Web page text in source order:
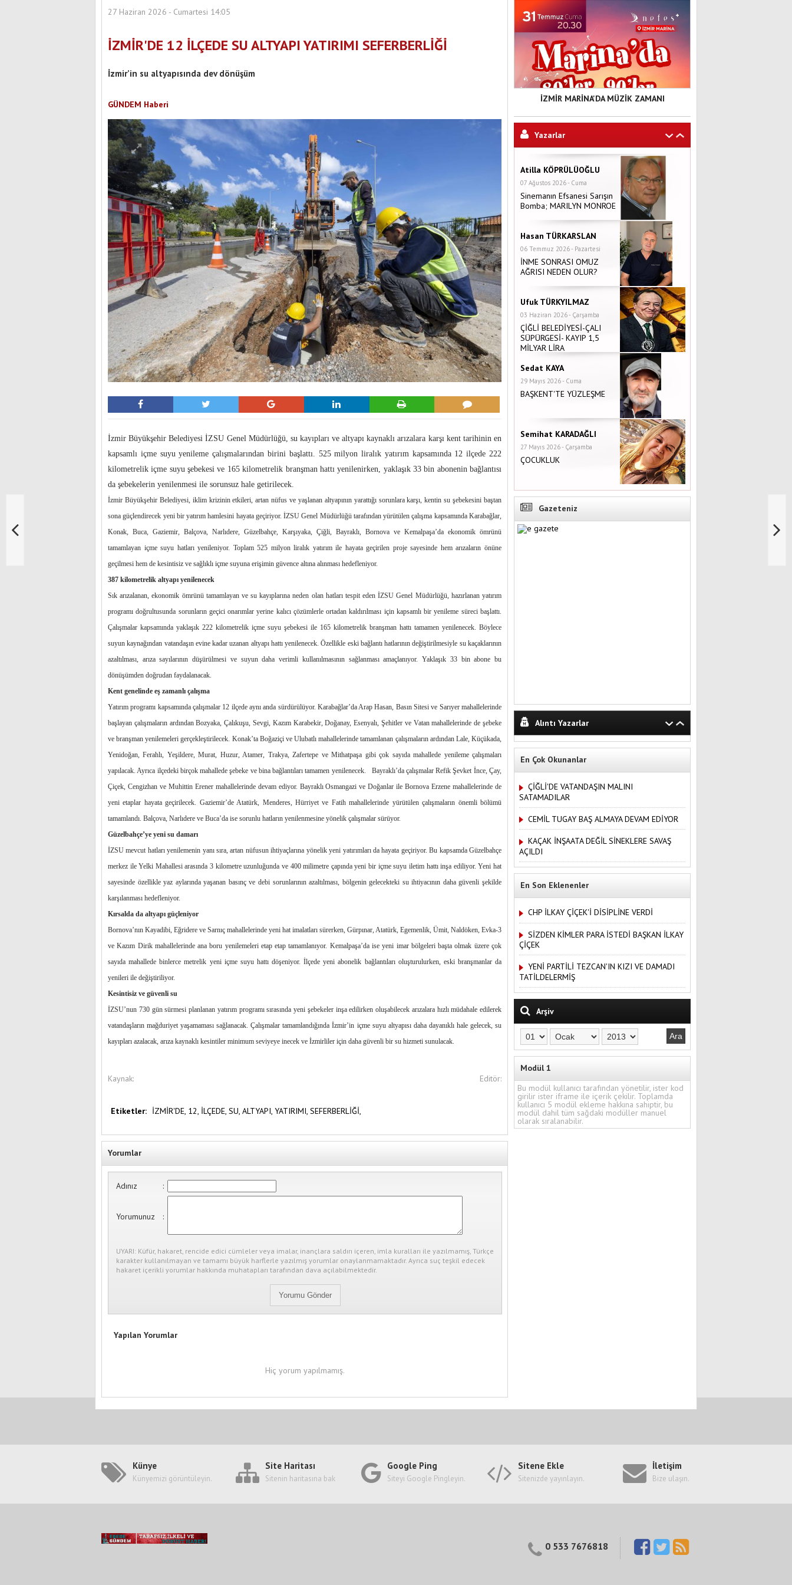
27 Haziran 2026 - Cumartesi 14:05
İZMİR'DE 12 İLÇEDE SU ALTYAPI YATIRIMI SEFERBERLİĞİ
İzmir’in su altyapısında dev dönüşüm
GÜNDEM Haberi
İzmir Büyükşehir Belediyesi İZSU Genel Müdürlüğü, su kayıpları ve altyapı kaynaklı arızalara karşı kent tarihinin en
kapsamlı içme suyu yenileme çalışmalarından birini başlattı. 525 milyon liralık yatırım kapsamında 12 ilçede 222
kilometrelik içme suyu şebekesi ve 165 kilometrelik branşman hattı yenilenirken, yaklaşık 33 bin abonenin bağlantısı
da şebekelerin yenilenmesi ile sorunsuz hale getirilecek.
İzmir Büyükşehir Belediyesi, iklim krizinin etkileri, artan nüfus ve yaşlanan altyapının yarattığı sorunlara karşı, kentin su şebekesini baştan
sona güçlendirecek yeni bir yatırım hamlesini hayata geçiriyor. İZSU Genel Müdürlüğü tarafından yürütülen çalışma kapsamında Karabağlar,
Konak, Buca, Gaziemir, Balçova, Narlıdere, Güzelbahçe, Karşıyaka, Çiğli, Bayraklı, Bornova ve Kemalpaşa’da ekonomik ömrünü
tamamlayan içme suyu hatları yenileniyor. Toplam 525 milyon liralık yatırım ile hayata geçirilen proje sayesinde hem arızaların önüne
geçilmesi hem de kesintisiz ve sağlıklı içme suyuna erişimin güvence altına alınması hedefleniyor.
387 kilometrelik altyapı yenilenecek
Sık arızalanan, ekonomik ömrünü tamamlayan ve su kayıplarına neden olan hatları tespit eden İZSU Genel Müdürlüğü, hazırlanan yatırım
programı doğrultusunda sorunların geçici onarımlar yerine kalıcı çözümlerle ortadan kaldırılması için kapsamlı bir yenileme süreci başlattı.
Çalışmalar kapsamında yaklaşık 222 kilometrelik içme suyu şebekesi ile 165 kilometrelik branşman hattı tamamen yenilenecek. Böylece
suyun kaynağından vatandaşın evine kadar uzanan altyapı hattı yenilenecek. Özellikle eski bağlantı hatlarının değiştirilmesiyle su kaçaklarının
azaltılması, arıza sayılarının düşürülmesi ve suyun daha verimli kullanılmasının sağlanması amaçlanıyor. Yaklaşık 33 bin abone bu
dönüşümden doğrudan faydalanacak.
Kent genelinde eş zamanlı çalışma
Yatırım programı kapsamında çalışmalar 12 ilçede aynı anda sürdürülüyor. Karabağlar’da Arap Hasan, Basın Sitesi ve Sarıyer mahallelerinde
başlayan çalışmaların ardından Bozyaka, Çalıkuşu, Sevgi, Kazım Karabekir, Doğanay, Esenyalı, Şehitler ve Vatan mahallelerinde de şebeke
ve branşman yenilemeleri gerçekleştirilecek. Konak’ta Boğaziçi ve Ulubatlı mahallelerinde tamamlanan çalışmaların ardından Lale, Küçükada,
Yenidoğan, Ferahlı, Yeşildere, Murat, Huzur, Atamer, Trakya, Zafertepe ve Mithatpaşa gibi çok sayıda mahallede yenileme çalışmaları
yapılacak. Ayrıca ilçedeki birçok mahallede şebeke ve bina bağlantıları tamamen yenilenecek. Bayraklı’da çalışmalar Refik Şevket İnce, Çay,
Çiçek, Cengizhan ve Muhittin Erener mahallelerinde devam ediyor. Bayraklı Osmangazi ve Doğanlar ile Bornova Erzene mahallelerinde de
yeni etaplar hayata geçirilecek. Gaziemir’de Atatürk, Menderes, Hürriyet ve Fatih mahallelerinde yürütülen çalışmaların önemli bölümü
tamamlandı. Balçova, Narlıdere ve Buca’da ise sorunlu hatların yenilenmesine yönelik çalışmalar sürüyor.
Güzelbahçe’ye yeni su damarı
İZSU mevcut hatları yenilemenin yanı sıra, artan nüfusun ihtiyaçlarına yönelik yeni yatırımları da hayata geçiriyor. Bu kapsamda Güzelbahçe
merkez ile Yelki Mahallesi arasında 3 kilometre uzunluğunda ve 400 milimetre çapında yeni bir içme suyu iletim hattı inşa ediliyor. Yeni hat
sayesinde özellikle yaz aylarında yaşanan basınç ve debi sorunlarının azaltılması, bölgenin gelecekteki su ihtiyacının daha güvenli şekilde
karşılanması hedefleniyor.
Kırsalda da altyapı güçleniyor
Bornova’nın Kayadibi, Eğridere ve Sarnıç mahallelerinde yeni hat imalatları sürerken, Gürpınar, Atatürk, Egemenlik, Ümit, Naldöken, Evka-3
ve Kazım Dirik mahallelerinde ana boru yenilemeleri etap etap tamamlanıyor. Kemalpaşa’da ise yeni imar bölgeleri başta olmak üzere çok
sayıda mahallede binlerce metrelik yeni içme suyu hattı döşeniyor. İlçede yeni abonelik bağlantıları oluşturulurken, eski branşmanlar da
yenileri ile değiştiriliyor.
Kesintisiz ve güvenli su
İZSU’nun 730 gün sürmesi planlanan yatırım programı sırasında yeni şebekeler inşa edilirken oluşabilecek arızalara hızlı müdahale edilerek
vatandaşların mağduriyet yaşamaması sağlanacak. Çalışmalar tamamlandığında İzmir’in içme suyu altyapısı daha dayanıklı hale gelecek, su
kayıpları azalacak, arıza kaynaklı kesintiler minimum seviyeye inecek ve İzmirliler için daha güvenli bir su hizmeti sunulacak.
Kaynak: Editör:
Etiketler: İZMİR'DE, 12, İLÇEDE, SU, ALTYAPI, YATIRIMI, SEFERBERLİĞİ,
Yorumlar
Adınız :
Yorumunuz :
UYARI: Küfür, hakaret, rencide edici cümleler veya imalar, inançlara saldırı içeren, imla kuralları ile yazılmamış, Türkçe
karakter kullanılmayan ve tamamı büyük harflerle yazılmış yorumlar onaylanmamaktadır. Ayrıca suç teşkil edecek
hakaret içerikli yorumlar hakkında muhatapları tarafından dava açılabilmektedir.
Yapılan Yorumlar
Hiç yorum yapılmamış.
İZMİR MARİNA'DA MÜZİK ZAMANI
Yazarlar
Atilla KÖPRÜLÜOĞLU
07 Ağustos 2026 - Cuma
Sinemanın Efsanesi Sarışın
Bomba; MARILYN MONROE
Hasan TÜRKARSLAN
06 Temmuz 2026 - Pazartesi
İNME SONRASI OMUZ
AĞRISI NEDEN OLUR?
Ufuk TÜRKYILMAZ
03 Haziran 2026 - Çarşamba
ÇİĞLİ BELEDİYESİ-ÇALI
SÜPÜRGESİ- KAYIP 1,5
MİLYAR LİRA
Sedat KAYA
29 Mayıs 2026 - Cuma
BAŞKENT'TE YÜZLEŞME
Semihat KARADAĞLI
27 Mayıs 2026 - Çarşamba
ÇOCUKLUK
Gazeteniz
Alıntı Yazarlar
En Çok Okunanlar
ÇİĞLİ'DE VATANDAŞIN MALINI
SATAMADILAR
CEMİL TUGAY BAŞ ALMAYA DEVAM EDİYOR
KAÇAK İNŞAATA DEĞİL SİNEKLERE SAVAŞ
AÇILDI
En Son Eklenenler
CHP İLKAY ÇİÇEK'İ DİSİPLİNE VERDİ
SİZDEN KİMLER PARA İSTEDİ BAŞKAN İLKAY
ÇİÇEK
YENİ PARTİLİ TEZCAN'IN KIZI VE DAMADI
TATİLDELERMİŞ
Arşiv
Modül 1
Bu modül kullanıcı tarafından yönetilir, ister kod
girilir ister iframe ile içerik çekilir. Toplamda
kullanıcı 5 modül ekleme hakkına sahiptir, bu
modül dahil tüm sağdaki modüller manuel
olarak sıralanabilir.
Künye
Künyemizi görüntüleyin.
Site Haritası
Sitenin haritasına bak
Google Ping
Siteyi Google Pingleyin.
Sitene Ekle
Sitenizde yayınlayın.
İletişim
Bize ulaşın.
0 533 7676818